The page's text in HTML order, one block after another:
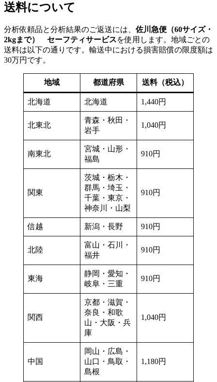
送料について
分析依頼品と分析結果のご返送には、 佐川急便（60サイズ・
2kgまで） セーフティサービスを使用します。地域ごとの
送料は以下の通りです。輸送中における損害賠償の限度額は
30万円です。
地域 都道府県 送料（税込）
北海道 北海道 1,440円
北東北
青森・秋田・
岩手
1,040円
南東北
宮城・山形・
福島
910円
関東
茨城・栃木・
群馬・埼玉・
千葉・東京・
神奈川・山梨
910円
信越 新潟・長野 910円
北陸
富山・石川・
福井
910円
東海
静岡・愛知・
岐阜・三重
910円
関西
京都・滋賀・
奈良・和歌
山・大阪・兵
庫
1,040円
中国
岡山・広島・
山口・鳥取・
島根
1,180円